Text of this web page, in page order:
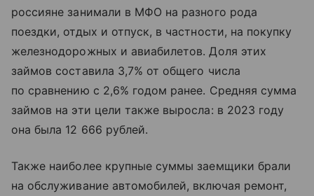
россияне занимали в МФО на разного рода
поездки, отдых и отпуск, в частности, на покупку
железнодорожных и авиабилетов. Доля этих
займов составила 3,7% от общего числа
по сравнению с 2,6% годом ранее. Средняя сумма
займов на эти цели также выросла: в 2023 году
она была 12 666 рублей.
Также наиболее крупные суммы заемщики брали
на обслуживание автомобилей, включая ремонт,